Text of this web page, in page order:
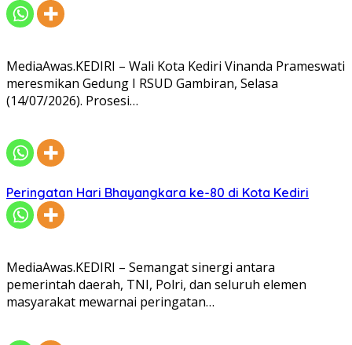
MediaAwas.KEDIRI – Wali Kota Kediri Vinanda Prameswati
meresmikan Gedung I RSUD Gambiran, Selasa
(14/07/2026). Prosesi…
Peringatan Hari Bhayangkara ke-80 di Kota Kediri
MediaAwas.KEDIRI – Semangat sinergi antara
pemerintah daerah, TNI, Polri, dan seluruh elemen
masyarakat mewarnai peringatan…